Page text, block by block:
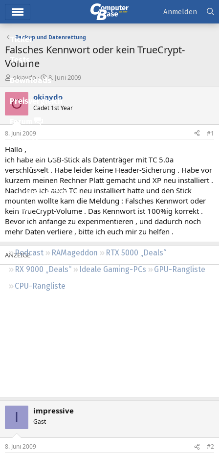
Ticker
Tests
Downloads
Preisvergleich
Forum
Aktuelles
Empfohlene Inhalte
Neue Beiträge
Neueste Aktivitäten
Leserartikel
Regeln
Podcast RAMageddon
RTX 5000 „Deals“
RX 9000 „Deals“
Ideale Gaming-PCs
GPU-Rangliste
CPU-Rangliste
Anmelden
Backup und Datenrettung
Falsches Kennwort oder kein TrueCrypt-
Volume
E
r
s
t
e
r
okiaydo
E
r
s
t
e
t
m
8. Juni 2009
O okiaydo
Cadet 1st Year
8. Juni 2009 #1
Hallo ,
ich habe ein USB-Stick als Datenträger mit TC 5.0a
verschlüsselt . Habe leider keine Header-Sicherung . Habe vor
kurzem meinen Rechner Platt gemacht und XP neu installiert .
Nachdem ich auch TC neu installiert hatte und den Stick
mounten wollte kam die Meldung : Falsches Kennwort oder
kein TrueCrypt-Volume . Das Kennwort ist 100%ig korrekt .
Bevor ich anfange zu experimentieren , und dadurch noch
mehr Daten verliere , bitte ich euch mir zu helfen .
I impressive
Gast
8. Juni 2009 #2